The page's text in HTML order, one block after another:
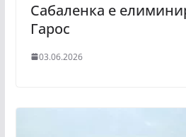
Сабаленка е
Гарос
03.06.2026